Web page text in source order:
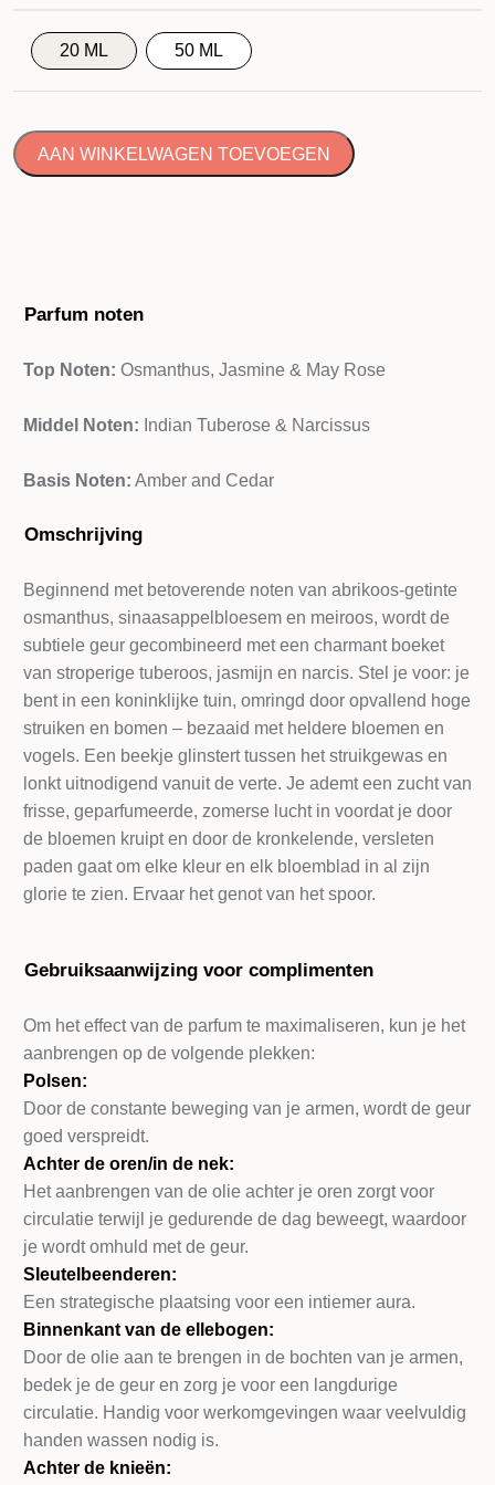
20 ML 50 ML
AAN WINKELWAGEN TOEVOEGEN
Parfum noten
Top Noten: Osmanthus, Jasmine & May Rose
Middel Noten: Indian Tuberose & Narcissus
Basis Noten: Amber and Cedar
Omschrijving
Beginnend met betoverende noten van abrikoos-getinte
osmanthus, sinaasappelbloesem en meiroos, wordt de
subtiele geur gecombineerd met een charmant boeket
van stroperige tuberoos, jasmijn en narcis. Stel je voor: je
bent in een koninklijke tuin, omringd door opvallend hoge
struiken en bomen – bezaaid met heldere bloemen en
vogels. Een beekje glinstert tussen het struikgewas en
lonkt uitnodigend vanuit de verte. Je ademt een zucht van
frisse, geparfumeerde, zomerse lucht in voordat je door
de bloemen kruipt en door de kronkelende, versleten
paden gaat om elke kleur en elk bloemblad in al zijn
glorie te zien. Ervaar het genot van het spoor.
Gebruiksaanwijzing voor complimenten
Om het effect van de parfum te maximaliseren, kun je het
aanbrengen op de volgende plekken:
Polsen:
Door de constante beweging van je armen, wordt de geur
goed verspreidt.
Achter de oren/in de nek:
Het aanbrengen van de olie achter je oren zorgt voor
circulatie terwijl je gedurende de dag beweegt, waardoor
je wordt omhuld met de geur.
Sleutelbeenderen:
Een strategische plaatsing voor een intiemer aura.
Binnenkant van de ellebogen:
Door de olie aan te brengen in de bochten van je armen,
bedek je de geur en zorg je voor een langdurige
circulatie. Handig voor werkomgevingen waar veelvuldig
handen wassen nodig is.
Achter de knieën: